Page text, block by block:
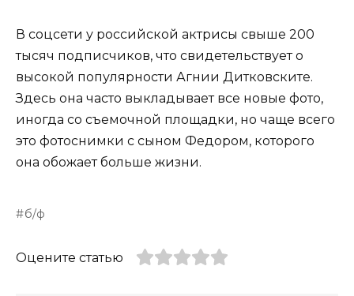
В соцсети у российской актрисы свыше 200
тысяч подписчиков, что свидетельствует о
высокой популярности Агнии Дитковските.
Здесь она часто выкладывает все новые фото,
иногда со съемочной площадки, но чаще всего
это фотоснимки с сыном Федором, которого
она обожает больше жизни.
б/ф
Оцените статью